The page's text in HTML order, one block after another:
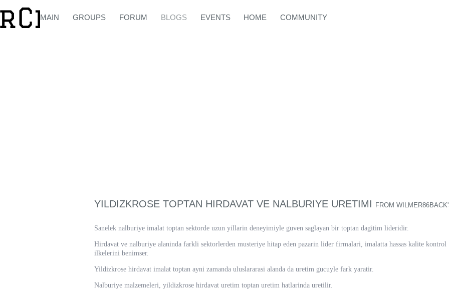
MAIN GROUPS FORUM BLOGS EVENTS HOME COMMUNITY
YILDIZKROSE TOPTAN HIRDAVAT VE NALBURIYE URETIMI FROM
Sanelek nalburiye imalat toptan sektorde uzun yillarin deneyimiyle guven saglayan bir toptan dagitim lideridir.
Hirdavat ve nalburiye alaninda farkli sektorlerden musteriye hitap eden pazarin lider firmalari, imalatta hassas kalite kontrol
ilkelerini benimser.
Yildizkrose hirdavat imalat toptan ayni zamanda uluslararasi alanda da uretim gucuyle fark yaratir.
Nalburiye malzemeleri, yildizkrose hirdavat uretim toptan uretim hatlarinda uretilir.